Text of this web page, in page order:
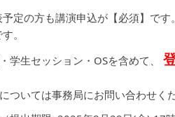
定の方も講演申込が【必須】で
。
学生セッション・OSを含めて、
いては事務局にお問い合わせくだ